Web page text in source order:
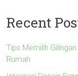
Recent
Tips Memilih
Rumah